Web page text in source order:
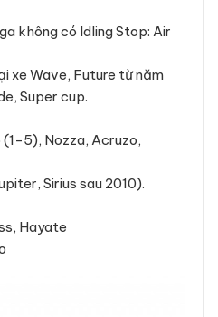
không có Idling Stop: Air
xe Wave, Future từ năm
Super cup.
(1-5), Nozza, Acruzo,
Sirius sau 2010).
Hayate